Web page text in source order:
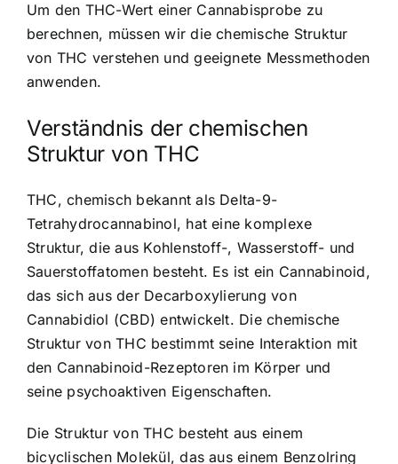
Um den THC-Wert einer Cannabisprobe zu
berechnen, müssen wir die chemische Struktur
von THC verstehen und geeignete Messmethoden
anwenden.
Verständnis der chemischen
Struktur von THC
THC, chemisch bekannt als Delta-9-
Tetrahydrocannabinol, hat eine komplexe
Struktur, die aus Kohlenstoff-, Wasserstoff- und
Sauerstoffatomen besteht. Es ist ein Cannabinoid,
das sich aus der Decarboxylierung von
Cannabidiol (CBD) entwickelt. Die chemische
Struktur von THC bestimmt seine Interaktion mit
den Cannabinoid-Rezeptoren im Körper und
seine psychoaktiven Eigenschaften.
Die Struktur von THC besteht aus einem
bicyclischen Molekül, das aus einem Benzolring